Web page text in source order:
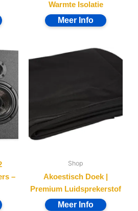
Warmte Isolatie
–
Shop
Akoestisch Doek |
Premium Luidsprekerstof